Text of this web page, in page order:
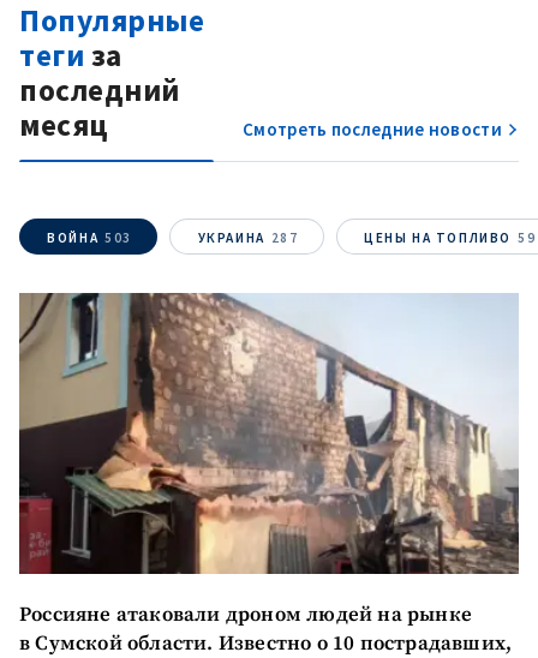
Отправить
О ZDG
în Română in English
Популярные
теги за
последний
месяц
Смотреть последние новости
ВОЙНА 503 УКРАИНА 287 ЦЕНЫ НА ТОПЛИВО 59
Россияне атаковали дроном людей на рынке
в Сумской области. Известно о 10 пострадавших,